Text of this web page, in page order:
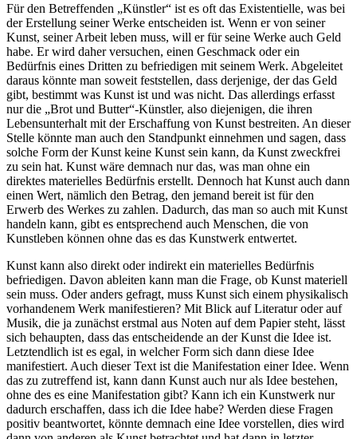
Für den Betreffenden „Künstler“ ist es oft das Existentielle, was bei
der Erstellung seiner Werke entscheiden ist. Wenn er von seiner
Kunst, seiner Arbeit leben muss, will er für seine Werke auch Geld
habe. Er wird daher versuchen, einen Geschmack oder ein
Bedürfnis eines Dritten zu befriedigen mit seinem Werk. Abgeleitet
daraus könnte man soweit feststellen, dass derjenige, der das Geld
gibt, bestimmt was Kunst ist und was nicht. Das allerdings erfasst
nur die „Brot und Butter“-Künstler, also diejenigen, die ihren
Lebensunterhalt mit der Erschaffung von Kunst bestreiten. An dieser
Stelle könnte man auch den Standpunkt einnehmen und sagen, dass
solche Form der Kunst keine Kunst sein kann, da Kunst zweckfrei
zu sein hat. Kunst wäre demnach nur das, was man ohne ein
direktes materielles Bedürfnis erstellt. Dennoch hat Kunst auch dann
einen Wert, nämlich den Betrag, den jemand bereit ist für den
Erwerb des Werkes zu zahlen. Dadurch, das man so auch mit Kunst
handeln kann, gibt es entsprechend auch Menschen, die von
Kunstleben können ohne das es das Kunstwerk entwertet.
Kunst kann also direkt oder indirekt ein materielles Bedürfnis
befriedigen. Davon ableiten kann man die Frage, ob Kunst materiell
sein muss. Oder anders gefragt, muss Kunst sich einem physikalisch
vorhandenem Werk manifestieren? Mit Blick auf Literatur oder auf
Musik, die ja zunächst erstmal aus Noten auf dem Papier steht, lässt
sich behaupten, dass das entscheidende an der Kunst die Idee ist.
Letztendlich ist es egal, in welcher Form sich dann diese Idee
manifestiert. Auch dieser Text ist die Manifestation einer Idee. Wenn
das zu zutreffend ist, kann dann Kunst auch nur als Idee bestehen,
ohne des es eine Manifestation gibt? Kann ich ein Kunstwerk nur
dadurch erschaffen, dass ich die Idee habe? Werden diese Fragen
positiv beantwortet, könnte demnach eine Idee vorstellen, dies wird